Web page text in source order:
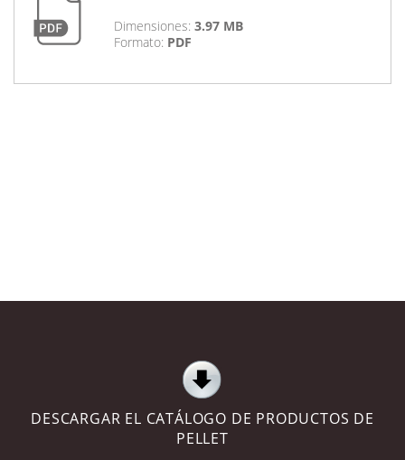
Dimensiones: 3.97 MB
Formato: PDF
DESCARGAR EL CATÁLOGO DE PRODUCTOS DE
PELLET